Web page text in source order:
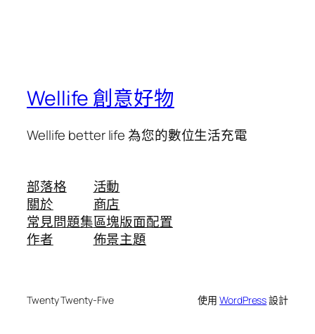
Wellife 創意好物
Wellife better life 為您的數位生活充電
部落格
關於
常見問題集
作者
活動
商店
區塊版面配置
佈景主題
Twenty Twenty-Five 使用WordPress設計